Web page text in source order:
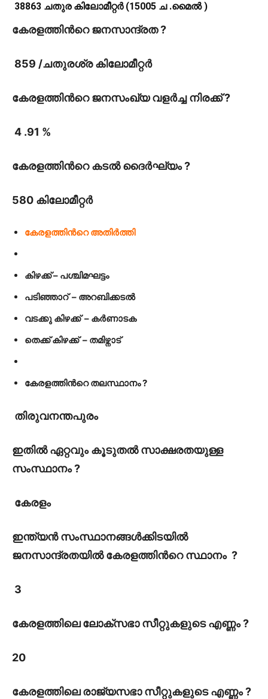
38863 ചതുര കിലോമീറ്റർ (15005 ച .മൈൽ )
കേരളത്തിൻറെ ജനസാന്ദ്രത ?
859 /ചതുരശ്ര കിലോമീറ്റർ
കേരളത്തിൻറെ ജനസംഖ്യ വളർച്ച നിരക്ക് ?
4 .91 %
കേരളത്തിൻറെ കടൽ ദൈർഘ്യം ?
580 കിലോമീറ്റർ
കേരളത്തിൻറെ അതിർത്തി
കിഴക്ക് – പശ്ചിമഘട്ടം
പടിഞ്ഞാറ്– അറബിക്കടൽ
വടക്കു കിഴക്ക് – കർണാടക
തെക്ക് കിഴക്ക് – തമിഴ്നാട്
കേരളത്തിൻറെ തലസ്ഥാനം ?
തിരുവനന്തപുരം
ഇതിൽ ഏറ്റവും കൂടുതൽ സാക്ഷരതയുള്ള
സംസ്ഥാനം ?
കേരളം
ഇന്ത്യൻ സംസ്ഥാനങ്ങൾക്കിടയിൽ
ജനസാന്ദ്രതയിൽ കേരളത്തിൻറെ സ്ഥാനം ?
3
കേരളത്തിലെ ലോക്സഭാ സീറ്റുകളുടെ എണ്ണം ?
20
കേരളത്തിലെ രാജ്യസഭാ സീറ്റുകളുടെ എണ്ണം ?